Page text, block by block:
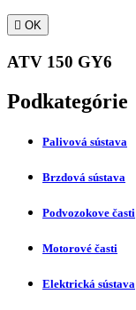
 OK
ATV 150 GY6
Podkategórie
Palivová sústava
Brzdová sústava
Podvozokove časti
Motorové časti
Elektrická sústava